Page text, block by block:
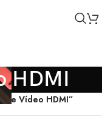
HDMI
de Vídeo HDMI”